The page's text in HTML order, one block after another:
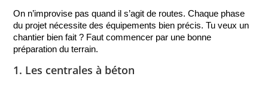
On n’improvise pas quand il s’agit de routes. Chaque phase
du projet nécessite des équipements bien précis. Tu veux un
chantier bien fait ? Faut commencer par une bonne
préparation du terrain.
1. Les centrales à béton